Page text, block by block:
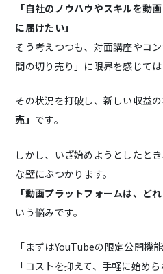
「自社のノウハウやスキルを動
に届けたい」
そう考えつつも、対面講座やコ
間の切り売り」に限界を感じて
その状況を打破し、新しい収益
売」 です。
しかし、いざ始めようとしたと
な壁にぶつかります。
「動画プラットフォームは、ど
いう悩みです。
「まずはYouTubeの限定公開機
「コストを抑えて、手軽に始め